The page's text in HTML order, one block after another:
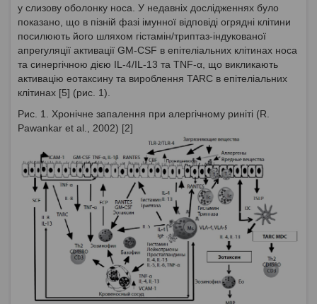
у слизову оболонку носа. У недавніх дослідженнях було
показано, що в пізній фазі імунної відповіді огрядні клітини
посилюють його шляхом гістамін/триптаз-індукованої
апрегуляції активації GM-CSF в епітеліальних клітинах носа
та синергічною дією IL-4/IL-13 та TNF-α, що викликають
активацію еотаксину та вироблення TARC в епітеліальних
клітинах [5] (рис. 1).
Рис. 1. Хронічне запалення при алергічному риніті (R.
Pawankar et al., 2002) [2]